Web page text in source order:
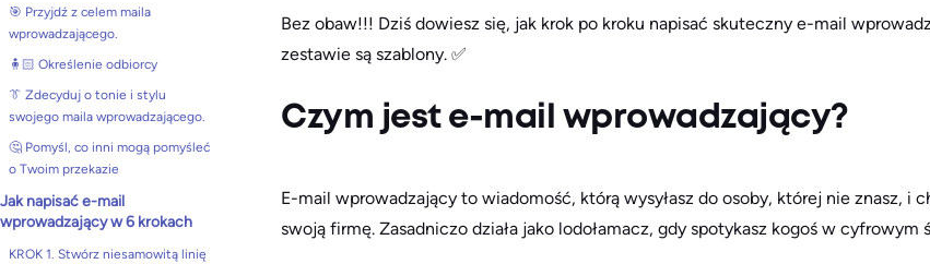
🎯 Przyjdź z celem maila
wprowadzającego.
🧍🏻 Określenie odbiorcy
👔 Zdecyduj o tonie i stylu
swojego maila wprowadzającego.
🤔 Pomyśl, co inni mogą pomyśleć
o Twoim przekazie
Jak napisać e-mail
wprowadzający w 6 krokach
KROK 1. Stwórz niesamowitą linię
Bez obaw!!! Dziś dowiesz się, jak krok po kroku napisać skuteczny e-mail
zestawie są szablony. ✅
Czym jest e-mail wprowadzający?
E-mail wprowadzający to wiadomość, którą wysyłasz do osoby, której nie znasz, i
swoją firmę. Zasadniczo działa jako lodołamacz, gdy spotykasz kogoś w cyfrowym